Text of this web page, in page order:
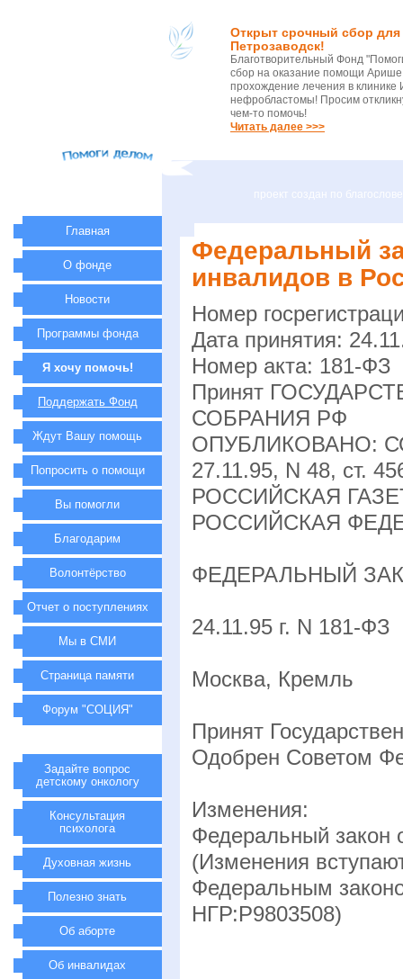
Открыт срочный сбор
Петрозаводск!
Благотворительный Фонд
сбор на оказание помощи Арише
прохождение лечения в клинике
нефробластомы! Просим
чем-то помочь!
Читать далее >>>
проект создан по
Федеральный
инвалидов в
Номер
Дата принятия:
Номер акта: 181-ФЗ
Принят
СОБРАНИЯ РФ
ОПУБЛИКОВАНО:
27.11.95, N 48, ст.
РОССИЙСКАЯ
РОССИЙСКАЯ
ФЕДЕРАЛЬНЫЙ
24.11.95 г. N 181-ФЗ
Москва, Кремль
Принят
Одобрен Советом
Изменения:
Федеральный закон
(Изменения
Федеральным
НГР:Р9803508)
Главная
О фонде
Новости
Программы фонда
Я хочу помочь!
Поддержать Фонд
Ждут Вашу помощь
Попросить о помощи
Вы помогли
Благодарим
Волонтёрство
Отчет о поступлениях
Мы в СМИ
Страница памяти
Форум "СОЦИЯ"
Задайте вопрос
детскому онкологу
Консультация
психолога
Духовная жизнь
Полезно знать
Об аборте
Об инвалидах